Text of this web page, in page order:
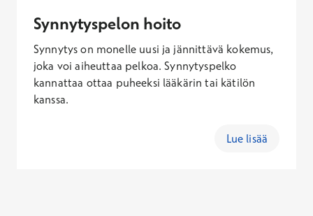
Synnytyspelon hoito
Synnytys on monelle uusi ja jännittävä kokemus,
joka voi aiheuttaa pelkoa. Synnytyspelko
kannattaa ottaa puheeksi lääkärin tai kätilön
kanssa.
Lue lisää